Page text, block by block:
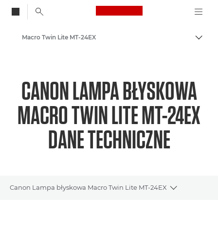
Canon Logo, back
Macro Twin Lite MT-24EX
CANON LAMPA BŁYSKOWA
MACRO TWIN LITE MT-24EX
DANE TECHNICZNE
Canon Lampa błyskowa Macro Twin Lite MT-24EX
Toggle